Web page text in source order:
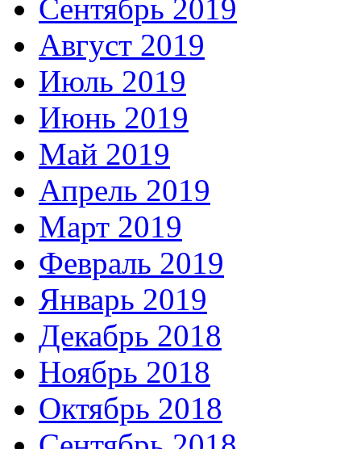
Сентябрь 2019
Август 2019
Июль 2019
Июнь 2019
Май 2019
Апрель 2019
Март 2019
Февраль 2019
Январь 2019
Декабрь 2018
Ноябрь 2018
Октябрь 2018